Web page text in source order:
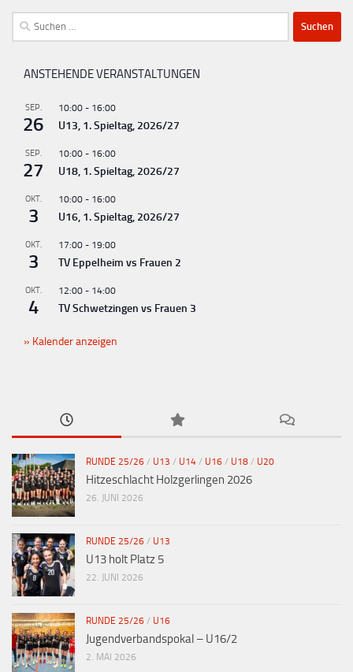
t
a
l
u
n
g
-
N
a
v
i
g
a
t
Suchen
nach:
ANSTEHENDE VERANSTALTUNGEN
SEP.
26
10:00 - 16:00
U13, 1. Spieltag, 2026/27
SEP.
27
10:00 - 16:00
U18, 1. Spieltag, 2026/27
OKT.
3
10:00 - 16:00
U16, 1. Spieltag, 2026/27
OKT.
3
17:00 - 19:00
TV Eppelheim vs Frauen 2
OKT.
4
12:00 - 14:00
TV Schwetzingen vs Frauen 3
Kalender anzeigen
RUNDE 25/26 / U13 / U14 / U16 / U18 / U20
Hitzeschlacht Holzgerlingen 2026
26. JUNI 2026
RUNDE 25/26 / U13
U13 holt Platz 5
22. JUNI 2026
RUNDE 25/26 / U16
Jugendverbandspokal – U16/2
2. MAI 2026